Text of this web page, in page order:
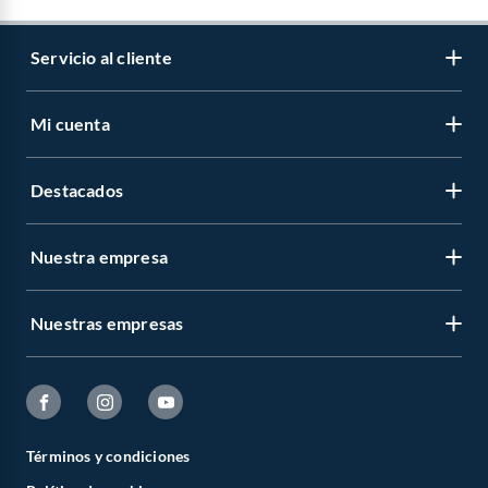
Servicio al cliente
Mi cuenta
Destacados
Nuestra empresa
Nuestras empresas
Términos y condiciones